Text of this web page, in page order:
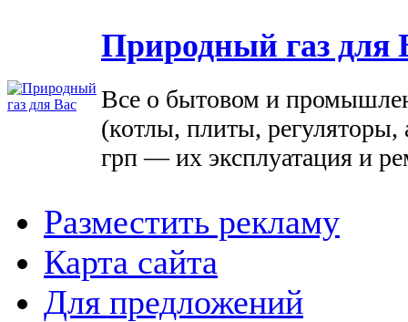
Природный газ для
Все о бытовом и
(котлы, плиты, регуляторы,
грп — их эксплуатация и
Разместить рекламу
Карта сайта
Для предложений